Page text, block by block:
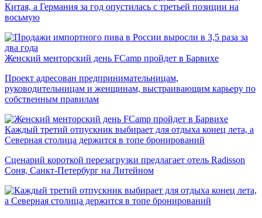
Китая, а Германия за год опустилась с третьей позиции на
восьмую
Женский менторский день FCamp пройдет в Барвихе
Проект адресован предпринимательницам,
руководительницам и женщинам, выстраивающим карьеру по
собственным правилам
Каждый третий отпускник выбирает для отдыха конец лета, а
Северная столица держится в топе бронирований
Сценарий короткой перезагрузки предлагает отель Radisson
Соня, Санкт-Петербург на Литейном